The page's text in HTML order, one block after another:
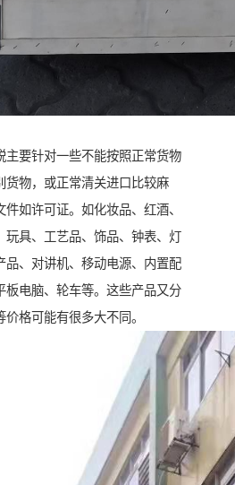
主要针对一些不能按照正常货物
货物，或正常清关进口比较麻
如许可证。如化妆品、红酒、
玩具、工艺品、饰品、钟表、灯
品、对讲机、移动电源、内置配
板电脑、轮车等。这些产品又分
格可能有很多大不同。